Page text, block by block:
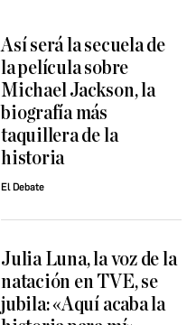
Así será la secuela de
la película sobre
Michael Jackson, la
biografía más
taquillera de la
historia
El Debate
Julia Luna, la voz de la
natación en TVE, se
jubila: «Aquí acaba la